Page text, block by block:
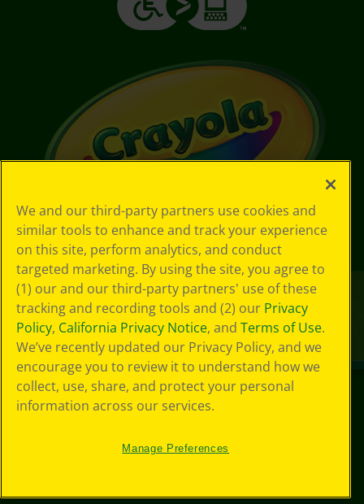
© 2024 Crayola® All Rights Reserved.
We and our third-party partners use cookies and
similar tools to enhance and track your experience
on this site, perform analytics, and conduct
targeted marketing. By using the site, you agree to
(1) our and our third-party partners' use of these
tracking and recording tools and (2) our Privacy
Policy, California Privacy Notice, and Terms of Use.
We’ve recently updated our Privacy Policy, and we
encourage you to review it to understand how we
collect, use, share, and protect your personal
information across our services.
Manage Preferences